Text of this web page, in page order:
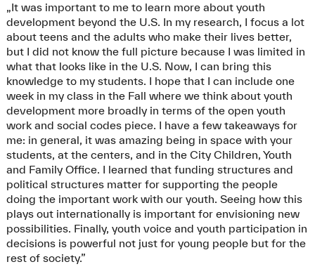
„It was important to me to learn more about youth
development beyond the U.S. In my research, I focus a lot
about teens and the adults who make their lives better,
but I did not know the full picture because I was limited in
what that looks like in the U.S. Now, I can bring this
knowledge to my students. I hope that I can include one
week in my class in the Fall where we think about youth
development more broadly in terms of the open youth
work and social codes piece. I have a few takeaways for
me: in general, it was amazing being in space with your
students, at the centers, and in the City Children, Youth
and Family Office. I learned that funding structures and
political structures matter for supporting the people
doing the important work with our youth. Seeing how this
plays out internationally is important for envisioning new
possibilities. Finally, youth voice and youth participation in
decisions is powerful not just for young people but for the
rest of society.”